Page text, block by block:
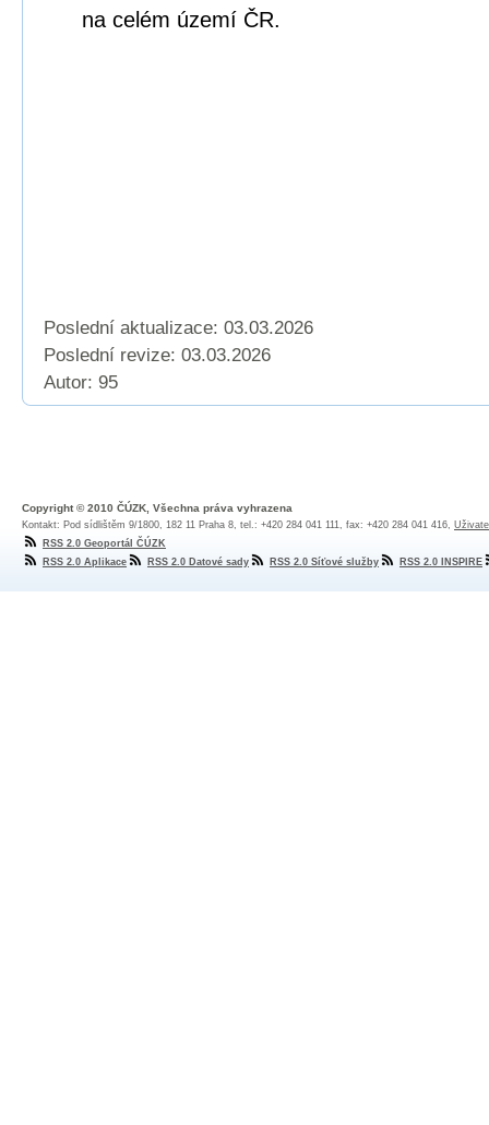
na celém území ČR.
Poslední aktualizace: 03.03.2026
Poslední revize: 03.03.2026
Autor: 95
Copyright © 2010 ČÚZK, Všechna práva vyhrazena
Kontakt: Pod sídlištěm 9/1800, 182 11 Praha 8, tel.: +420 284 041 111, fax: +420 284 041 416,
RSS 2.0 Geoportál ČÚZK
RSS 2.0 Aplikace
RSS 2.0 Datové sady RSS 2.0 Síťové služby RSS 2.0 INSPIRE